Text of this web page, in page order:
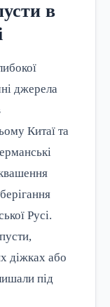
в
джерела
Китаї та
Русі.
діжках або
під